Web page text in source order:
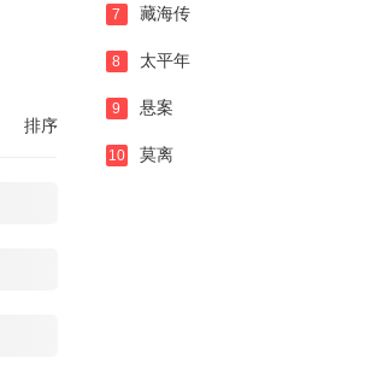
排序
7 藏海传
8 太平年
9 悬案
10 莫离